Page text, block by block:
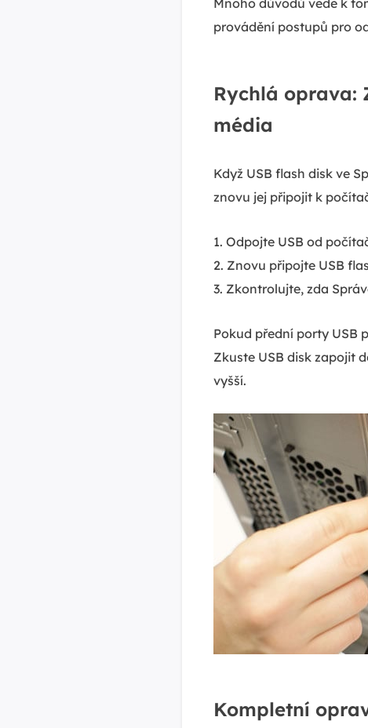
Mnoho důvodů vede k
provádění postupů pro
Rychlá oprava:
média
Když USB flash disk ve
znovu jej připojit k
1. Odpojte USB od
2. Znovu připojte USB
3. Zkontrolujte, zda
Pokud přední porty USB
Zkuste USB disk zapojit
vyšší.
Kompletní